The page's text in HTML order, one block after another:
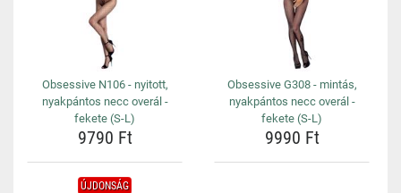
Obsessive N106 - nyitott,
nyakpántos necc overál -
fekete (S-L)
9790 Ft
Obsessive G308 - mintás,
nyakpántos necc overál -
fekete (S-L)
9990 Ft
ÚJDONSÁG